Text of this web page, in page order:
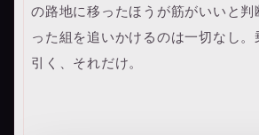
の路地に移ったほうが筋がいいと判
った組を追いかけるのは一切なし。
引く、それだけ。